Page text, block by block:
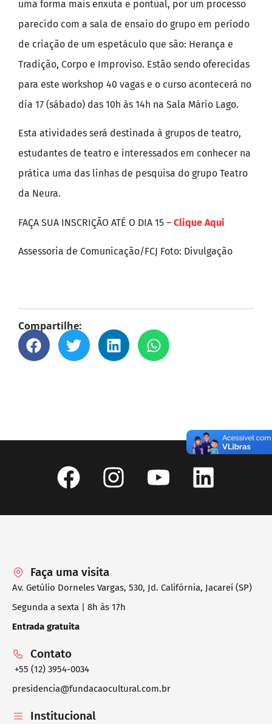
uma forma mais enxuta e pontual, por um processo
parecido com a sala de ensaio do grupo em período
de criação de um espetáculo que são: Herança e
Tradição, Corpo e Improviso. Estão sendo oferecidas
para este workshop 40 vagas e o curso acontecerá no
dia 17 (sábado) das 10h às 14h na Sala Mário Lago.
Esta atividades será destinada à grupos de teatro,
estudantes de teatro e interessados em conhecer na
prática uma das linhas de pesquisa do grupo Teatro
da Neura.
FAÇA SUA INSCRIÇÃO ATÉ O DIA 15 – Clique Aqui
Assessoria de Comunicação/FCJ Foto: Divulgação
Compartilhe:
Faça uma visita
Av. Getúlio Dorneles Vargas, 530, Jd. Califórnia, Jacareí (SP)
Segunda a sexta | 8h às 17h
Entrada gratuita
Contato
+55 (12) 3954-0034
presidencia@fundacaocultural.com.br
Institucional